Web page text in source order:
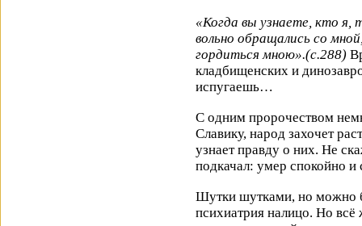
«Когда вы узнаете, кто я,
вольно обращались со
гордиться мною».(с.288)
кладбищенских и
испугаешь…
С одним пророчеством
Славику, народ захочет
узнает правду о них. Не
подкачал: умер спокойно
Шутки шутками, но можно
психиатрия налицо. Но